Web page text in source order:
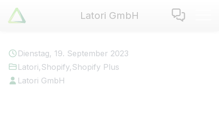
Latori GmbH Latori GmbH
Dienstag, 19. September 2023
Latori, Shopify, Shopify Plus
Latori GmbH